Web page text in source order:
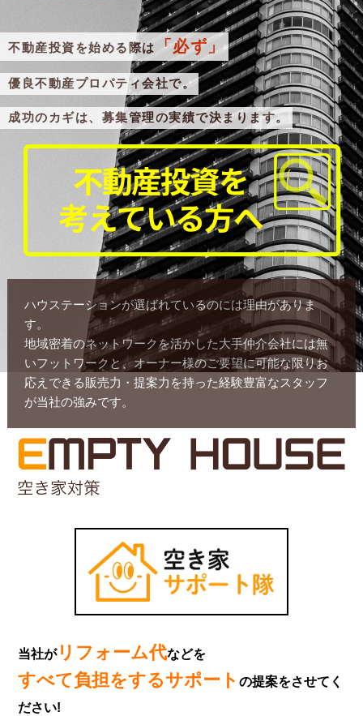
不動産投資を始める際は 「必ず」
優良不動産プロパティ会社で。
成功のカギは、募集管理の実績で決まります。
ハウステーションが選ばれているのには理由がありま
す。
地域密着のネットワークを活かした大手仲介会社には無
いフットワークと、オーナー様のご要望に可能な限りお
応えできる販売力・提案力を持った経験豊富なスタッフ
が当社の強みです。
当社がリフォーム代などを
すべて負担をするサポートの提案をさせてく
ださい!